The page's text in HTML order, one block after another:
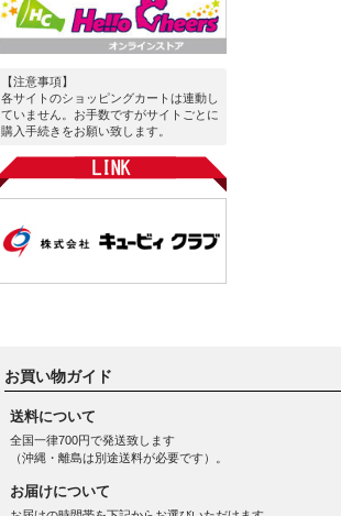
【注意事項】
各サイトのショッピングカートは連動し
ていません。お手数ですがサイトごとに
購入手続きをお願い致します。
お買い物ガイド
送料について
全国一律700円で発送致します
（沖縄・離島は別途送料が必要です）。
お届けについて